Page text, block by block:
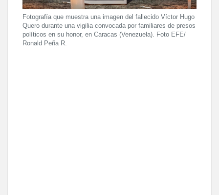
Fotografía que muestra una imagen del fallecido Víctor Hugo
Quero durante una vigilia convocada por familiares de presos
políticos en su honor, en Caracas (Venezuela). Foto EFE/
Ronald Peña R.